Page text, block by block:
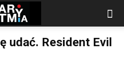
udać. Resident Evil